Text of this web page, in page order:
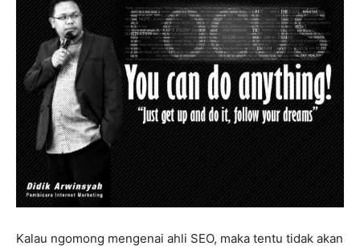
Kalau ngomong mengenai ahli SEO, maka tentu tidak akan